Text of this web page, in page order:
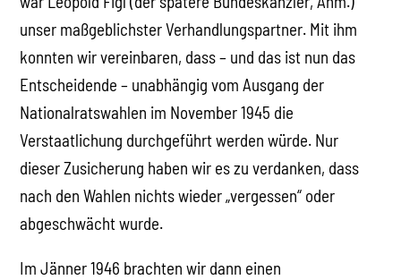
unser maßgeblichster Verhandlungspartner. Mit ihm
konnten wir vereinbaren, dass – und das ist nun das
Entscheidende – unabhängig vom Ausgang der
Nationalratswahlen im November 1945 die
Verstaatlichung durchgeführt werden würde. Nur
dieser Zusicherung haben wir es zu verdanken, dass
nach den Wahlen nichts wieder „vergessen“ oder
abgeschwächt wurde.
Im Jänner 1946 brachten wir dann einen